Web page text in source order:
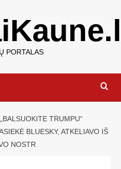
PORTALAS
„BALSUOKITE TRUMPU“
BLUESKY, ATKELIAVO IŠ
NOSTR